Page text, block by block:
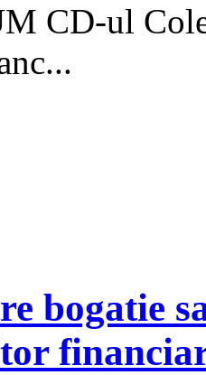
CD-ul
bogatie